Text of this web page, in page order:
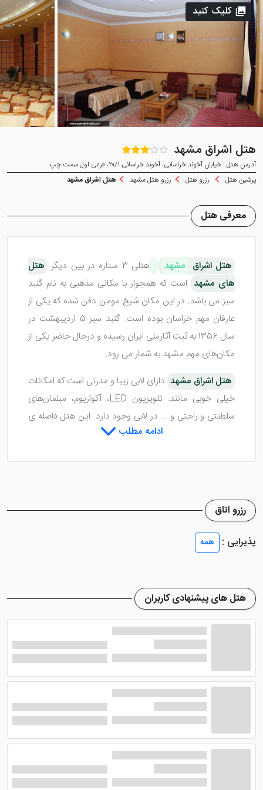
هتل اشراق مشهد
آدرس هتل : خیابان آخوند خراسانی، آخوند خراسانی ۲۰/۱، فرعی اول سمت چپ
پرشین هتل
رزرو هتل رزرو هتل مشهد هتل اشراق مشهد
کلیک کنید
معرفی هتل
هتل اشراق مشهد هتلی 3 ستاره در بین دیگر
هتل
های مشهد است که همجوار با مکانی مذهبی به نام گنبد
سبز می باشد. در این مکان شیخ مومن دفن شده که یکی از
عارفان مهم خراسان بوده است. گنبد سبز 5 اردیبهشت در
سال 1356 به ثبت آثارملی ایران رسیده و درحال حاضر یکی از
مکان‌های مهم مشهد به شمار می رود.
هتل اشراق مشهد دارای لابی زیبا و مدرنی است که امکانات
خیلی خوبی مانند: تلویزیون LED، آکواریوم، مبلمان‌های
سلطنتی و راحتی و ... در لابی وجود دارد. این هتل فاصله ی
15 دقیقه ای تا باب الجواد و صحن جامع رضوی را دارا می
اتاق هایی با فضای شیک و چیدمان
مناسب در هتل اشراق مشهد
اقامت در این هتل مشهد آسایش و راحتی بیشتری داشته
باشند. از امکانات داخل اتاق‌ها می توان به: سرویس بهداشتی
ایرانی و فرنگی، سیستم تهویه مطبوع، تلفن، یخچال و ...
اشاره کرد.
رستوران و امکانات در هتل اشراق
مشهد
هتل اشراق مشهد رستوران و کافی شاپی را در نظر گرفته تا
میهمانان جهت سرو غذا و نوشیدنی به این مکان‌ها مراجعه
ادامه مطلب
رزرو اتاق
پذیرایی :
همه
هتل های پیشنهادی کاربران